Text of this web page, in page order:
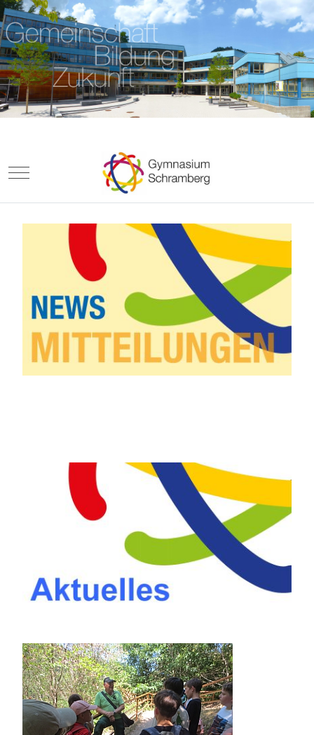
Mobile Menu Toggle